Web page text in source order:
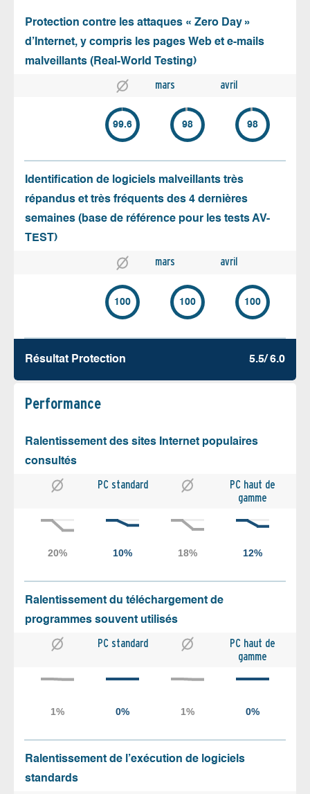
Protection contre les attaques « Zero Day »
d’Internet, y compris les pages Web et e-mails
malveillants (Real-World Testing)
mars avril
99.6 98 98
Identification de logiciels malveillants très
répandus et très fréquents des 4 dernières
semaines (base de référence pour les tests AV-
TEST)
mars avril
100 100 100
Résultat Protection 5.5/ 6.0
Performance
Ralentissement des sites Internet populaires
consultés
PC standard
PC haut de
gamme
Ralentissement du téléchargement de
programmes souvent utilisés
PC standard
PC haut de
gamme
Ralentissement de l’exécution de logiciels
standards